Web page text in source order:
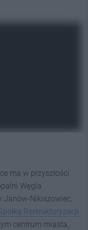
ma w przyszłości
Węgla
Janów-Nikiszowiec,
Restrukturyzacji
centrum miasta,